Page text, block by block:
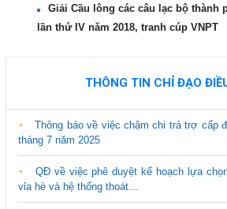
Giải Cầu lông các câu lạc bộ thành
lần thứ IV năm 2018, tranh cúp VNPT
THÔNG TIN CHỈ ĐẠO
Thông báo về việc chậm chi trả trợ cấp
tháng 7 năm 2025
QĐ về việc phê duyệt kế hoạch lựa
vỉa hè và hệ thống thoát...